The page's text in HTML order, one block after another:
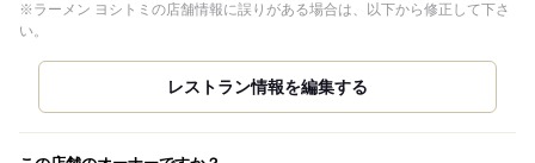
※ラーメン ヨシトミの店舗情報に誤りがある場合は、以下から修正して下さ
い。